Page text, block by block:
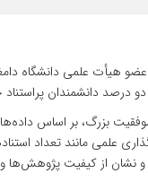
هیأت علمی دانشگاه
درصد دانشمندان پراستناد جهان در سال
بزرگ، بر اساس
علمی مانند تعداد
نشان از کیفیت پژوهش‌ها و